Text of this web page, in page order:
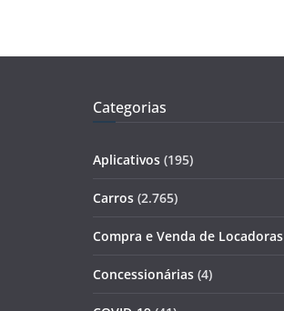
Categorias
Aplicativos (195)
Carros (2.765)
Compra e Venda de Locadoras
Concessionárias (4)